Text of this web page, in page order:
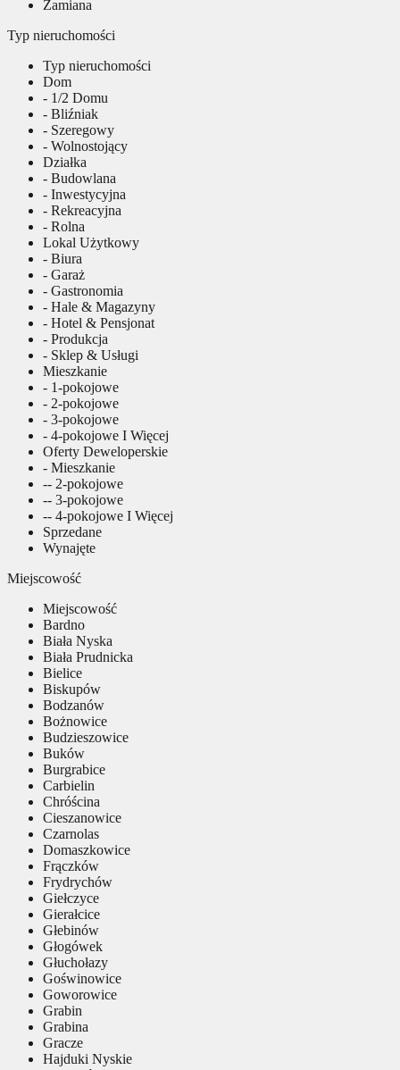
Zamiana
Typ nieruchomości
Typ nieruchomości
Dom
- 1/2 Domu
- Bliźniak
- Szeregowy
- Wolnostojący
Działka
- Budowlana
- Inwestycyjna
- Rekreacyjna
- Rolna
Lokal Użytkowy
- Biura
- Garaż
- Gastronomia
- Hale & Magazyny
- Hotel & Pensjonat
- Produkcja
- Sklep & Usługi
Mieszkanie
- 1-pokojowe
- 2-pokojowe
- 3-pokojowe
- 4-pokojowe I Więcej
Oferty Deweloperskie
- Mieszkanie
-- 2-pokojowe
-- 3-pokojowe
-- 4-pokojowe I Więcej
Sprzedane
Wynajęte
Miejscowość
Miejscowość
Bardno
Biała Nyska
Biała Prudnicka
Bielice
Biskupów
Bodzanów
Bożnowice
Budzieszowice
Buków
Burgrabice
Carbielin
Chróścina
Cieszanowice
Czarnolas
Domaszkowice
Frączków
Frydrychów
Giełczyce
Gierałcice
Głebinów
Głogówek
Głuchołazy
Goświnowice
Goworowice
Grabin
Grabina
Gracze
Hajduki Nyskie